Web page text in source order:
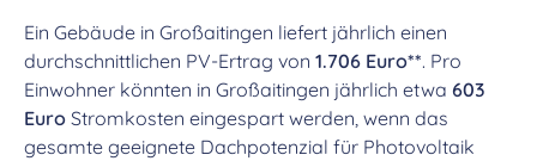
Ein Gebäude in Großaitingen liefert jährlich einen
durchschnittlichen PV-Ertrag von 1.706 Euro**. Pro
Einwohner könnten in Großaitingen jährlich etwa 603
Euro Stromkosten eingespart werden, wenn das
gesamte geeignete Dachpotenzial für Photovoltaik